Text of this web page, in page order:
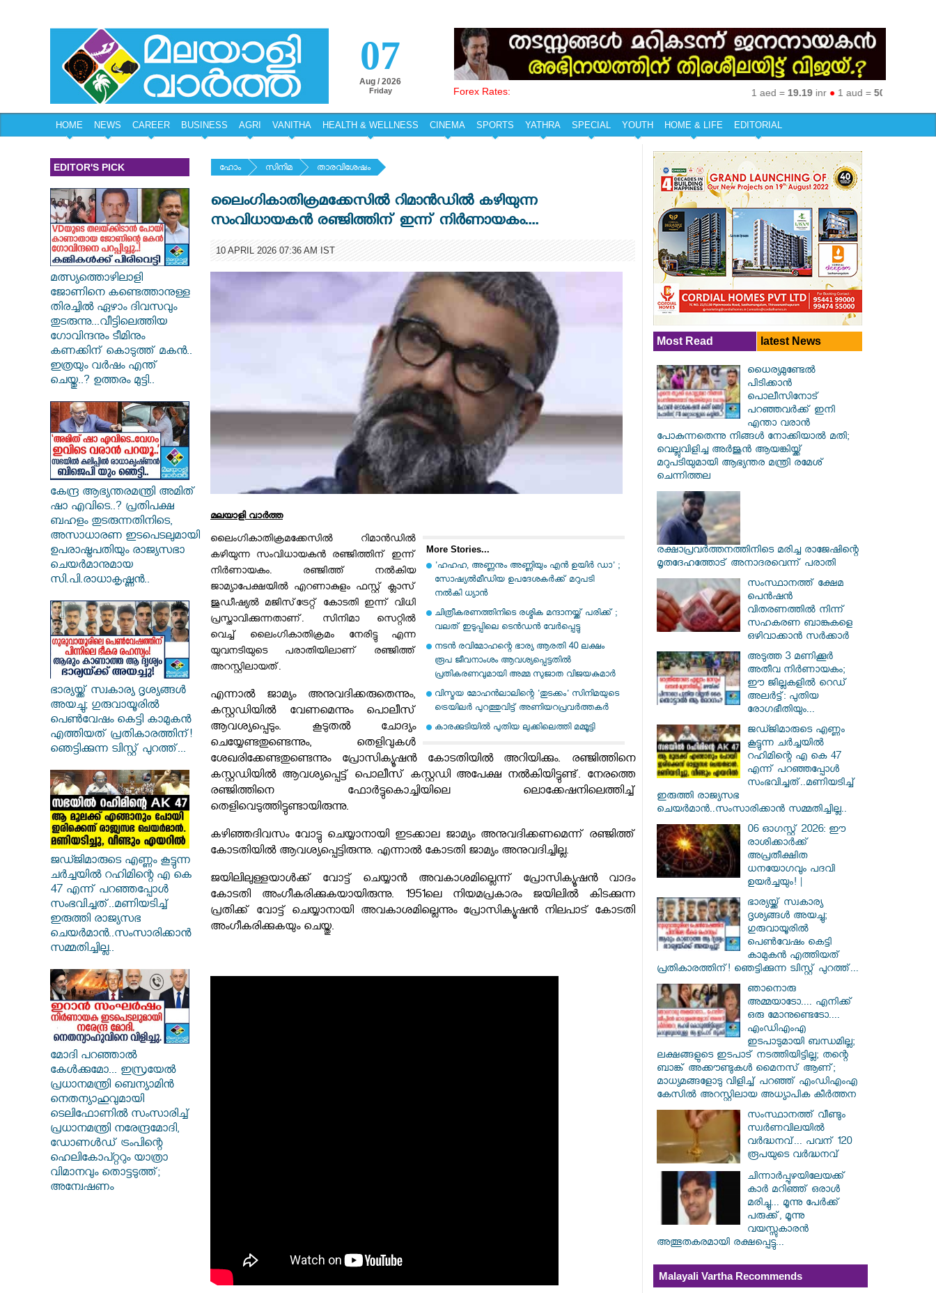
07
Aug / 2026
Friday Forex Rates: 1 aed =19.19inr● 1 aud =50.27inr
HOME NEWS CAREER BUSINESS AGRI VANITHA HEALTH & WELLNESS CINEMA SPORTS YATHRA SPECIAL YOUTH HOME & LIFE EDITORIAL
EDITOR'S PICK
മത്സ്യത്തൊഴിലാളി
ജോണിനെ കണ്ടെത്താനുള്ള
തിരച്ചിൽ ഏഴാം ദിവസവും
തുടരുന്നു...വീട്ടിലെത്തിയ
ഗോവിന്ദനും ടീമിനും
കണക്കിന് കൊടുത്ത് മകൻ..
ഇത്രയും വർഷം എന്ത്
ചെയ്തു..? ഉത്തരം മുട്ടി..
കേന്ദ്ര ആഭ്യന്തരമന്ത്രി അമിത്
ഷാ എവിടെ..? പ്രതിപക്ഷ
ബഹളം തുടരുന്നതിനിടെ,
അസാധാരണ ഇടപെടലുമായി
ഉപരാഷ്ട്രപതിയും രാജ്യസഭാ
ചെയർമാനുമായ
സി.പി.രാധാകൃഷ്ണൻ..
ഭാര്യയ്ക്ക് സ്വകാര്യ ദൃശ്യങ്ങൾ
അയച്ചു; ഗുരുവായൂരിൽ
പെൺവേഷം കെട്ടി കാമുകൻ
എത്തിയത് പ്രതികാരത്തിന്!
ഞെട്ടിക്കുന്ന ട്വിസ്റ്റ് പുറത്ത്...
ജഡ്ജിമാരുടെ എണ്ണം കൂട്ടുന്ന
ചർച്ചയിൽ റഹിമിന്റെ എ കെ
47 എന്ന് പറഞ്ഞപ്പോൾ
സംഭവിച്ചത്..മണിയടിച്ച്
ഇരുത്തി രാജ്യസഭ
ചെയർമാൻ..സംസാരിക്കാൻ
സമ്മതിച്ചില്ല..
മോദി പറഞ്ഞാൽ
കേൾക്കുമോ... ഇസ്രയേൽ
പ്രധാനമന്ത്രി ബെന്യാമിൻ
നെതന്യാഹുവുമായി
ടെലിഫോണിൽ സംസാരിച്ച്
പ്രധാനമന്ത്രി നരേന്ദ്രമോദി,
ഡോണൾഡ് ട്രംപിന്റെ
ഹെലികോപ്റ്ററും യാത്രാ
വിമാനവും തൊട്ടടുത്ത്;
അന്വേഷണം
ഹോം സിനിമ താരവിശേഷം
ലൈംഗികാതിക്രമക്കേസിൽ റിമാൻഡിൽ കഴിയുന്ന
സംവിധായകൻ രഞ്ജിത്തിന് ഇന്ന് നിർണായകം....
10 APRIL 2026 07:36 AM IST
മലയാളി വാര്‍ത്ത
More Stories...
'ഹഹഹ, അണ്ണനും അണ്ണിയും എന്‍ ഉയിര്‍ ഡാ' ;
സോഷ്യല്‍മീഡിയ ഉപദേശകര്‍ക്ക് മറുപടി
നല്‍കി ധ്യാന്‍
ചിത്രീകരണത്തിനിടെ രശ്മിക മന്ദാനയ്ക്ക് പരിക്ക് ;
വലത് ഇടുപ്പിലെ ടെന്‍ഡന്‍ വേര്‍പ്പെട്ടു
നടന്‍ രവിമോഹന്റെ ഭാര്യ ആരതി 40 ലക്ഷം
രൂപ ജീവനാംശം ആവശ്യപ്പെട്ടതില്‍
പ്രതികരണവുമായി അമ്മ സുജാത വിജയകുമാര്‍
വിസ്മയ മോഹന്‍ലാലിന്റെ 'തുടക്കം' സിനിമയുടെ
ട്രെയിലര്‍ പുറത്തുവിട്ട് അണിയറപ്രവര്‍ത്തകര്‍
കാരക്കുടിയില്‍ പുതിയ ലുക്കിലെത്തി മമ്മൂട്ടി
ലൈംഗികാതിക്രമക്കേസിൽ റിമാൻഡിൽ
കഴിയുന്ന സംവിധായകൻ രഞ്ജിത്തിന് ഇന്ന്
നിർണായകം. രഞ്ജിത്ത് നൽകിയ
ജാമ്യാപേക്ഷയിൽ എറണാകുളം ഫസ്റ്റ് ക്ലാസ്
ജുഡീഷ്യൽ മജിസ്‌ട്രേറ്റ് കോടതി ഇന്ന് വിധി
പ്രസ്താവിക്കുന്നതാണ്. സിനിമാ സെറ്റിൽ
വെച്ച് ലൈംഗികാതിക്രമം നേരിട്ടു എന്ന
യുവനടിയുടെ പരാതിയിലാണ് രഞ്ജിത്ത്
അറസ്റ്റിലായത്.
എന്നാൽ ജാമ്യം അനുവദിക്കരുതെന്നും,
കസ്റ്റഡിയിൽ വേണമെന്നും പൊലീസ്
ആവശ്യപ്പെടും. കൂടുതൽ ചോദ്യം
ചെയ്യേണ്ടതുണ്ടെന്നും, തെളിവുകൾ
ശേഖരിക്കേണ്ടതുണ്ടെന്നും പ്രോസിക്യൂഷൻ കോടതിയിൽ അറിയിക്കും. രഞ്ജിത്തിനെ
കസ്റ്റഡിയിൽ ആവശ്യപ്പെട്ട് പൊലീസ് കസ്റ്റഡി അപേക്ഷ നൽകിയിട്ടുണ്ട്. നേരത്തെ
രഞ്ജിത്തിനെ ഫോർട്ടുകൊച്ചിയിലെ ലൊക്കേഷനിലെത്തിച്ച്
തെളിവെടുത്തിട്ടുണ്ടായിരുന്നു.
കഴിഞ്ഞദിവസം വോട്ടു ചെയ്യാനായി ഇടക്കാല ജാമ്യം അനുവദിക്കണമെന്ന് രഞ്ജിത്ത്
കോടതിയിൽ ആവശ്യപ്പെട്ടിരുന്നു. എന്നാൽ കോടതി ജാമ്യം അനുവദിച്ചില്ല.
ജയിലിലുള്ളയാൾക്ക് വോട്ട് ചെയ്യാൻ അവകാശമില്ലെന്ന് പ്രോസിക്യൂഷൻ വാദം
കോടതി അംഗീകരിക്കുകയായിരുന്നു. 1951ലെ നിയമപ്രകാരം ജയിലിൽ കിടക്കുന്ന
പ്രതിക്ക് വോട്ട് ചെയ്യാനായി അവകാശമില്ലെന്നും പ്രോസിക്യൂഷൻ നിലപാട് കോടതി
അം​ഗീകരിക്കുകയും ചെയ്തു.
Most Read latest News
ധൈര്യമുണ്ടേൽ
പിടിക്കാൻ
പൊലീസിനോട്
പറഞ്ഞവർക്ക് ഇനി
എന്താ വരാൻ
പോകുന്നതെന്നു നിങ്ങൾ നോക്കിയാൽ മതി;
വെല്ലുവിളിച്ച അർജുൻ ആയങ്കിയ്ക്ക്
മറുപടിയുമായി ആഭ്യന്തര മന്ത്രി രമേശ്
ചെന്നിത്തല
രക്ഷാപ്രവര്‍ത്തനത്തിനിടെ മരിച്ച രാജേഷിന്റെ
മൃതദേഹത്തോട് അനാദരവെന്ന് പരാതി
സംസ്ഥാനത്ത് ക്ഷേമ
പെൻഷൻ
വിതരണത്തിൽ നിന്ന്
സഹകരണ ബാങ്കുകളെ
ഒഴിവാക്കാൻ സർക്കാർ
അടുത്ത 3 മണിക്കൂർ
അതീവ നിർണായകം;
ഈ ജില്ലകളിൽ റെഡ്
അലർട്ട്: പുതിയ
രോഗഭീതിയും...
ജഡ്ജിമാരുടെ എണ്ണം
കൂട്ടുന്ന ചർച്ചയിൽ
റഹിമിന്റെ എ കെ 47
എന്ന് പറഞ്ഞപ്പോൾ
സംഭവിച്ചത്..മണിയടിച്ച്
ഇരുത്തി രാജ്യസഭ
ചെയർമാൻ..സംസാരിക്കാൻ സമ്മതിച്ചില്ല..
06 ഓഗസ്റ്റ് 2026: ഈ
രാശിക്കാർക്ക്
അപ്രതീക്ഷിത
ധനയോഗവും പദവി
ഉയർച്ചയും! |
ഭാര്യയ്ക്ക് സ്വകാര്യ
ദൃശ്യങ്ങൾ അയച്ചു;
ഗുരുവായൂരിൽ
പെൺവേഷം കെട്ടി
കാമുകൻ എത്തിയത്
പ്രതികാരത്തിന്! ഞെട്ടിക്കുന്ന ട്വിസ്റ്റ് പുറത്ത്...
ഞാനൊരു
അമ്മയാടോ.... എനിക്ക്
ഒരു മോനുണ്ടെടോ....
എംഡിഎംഎ
ഇടപാടുമായി ബന്ധമില്ല;
ലക്ഷങ്ങളുടെ ഇടപാട് നടത്തിയിട്ടില്ല; തന്റെ
ബാങ്ക് അക്കൗണ്ടുകൾ മൈനസ് ആണ്;
മാധ്യമങ്ങളോടു വിളിച്ച് പറഞ്ഞ് എംഡിഎംഎ
കേസിൽ അറസ്റ്റിലായ അധ്യാപിക കീർത്തന
സംസ്ഥാനത്ത് വീണ്ടും
സ്വർണവിലയിൽ
വർദ്ധനവ്... പവന് 120
രൂപയുടെ വർദ്ധനവ്
ചിന്നാർപ്പുഴയിലേയക്ക്
കാർ മറിഞ്ഞ് ഒരാൾ
മരിച്ചു... മൂന്നു പേർക്ക്
പരുക്ക്, മൂന്നു
വയസ്സുകാരൻ
അത്ഭുതകരമായി രക്ഷപ്പെട്ടു...
Malayali Vartha Recommends